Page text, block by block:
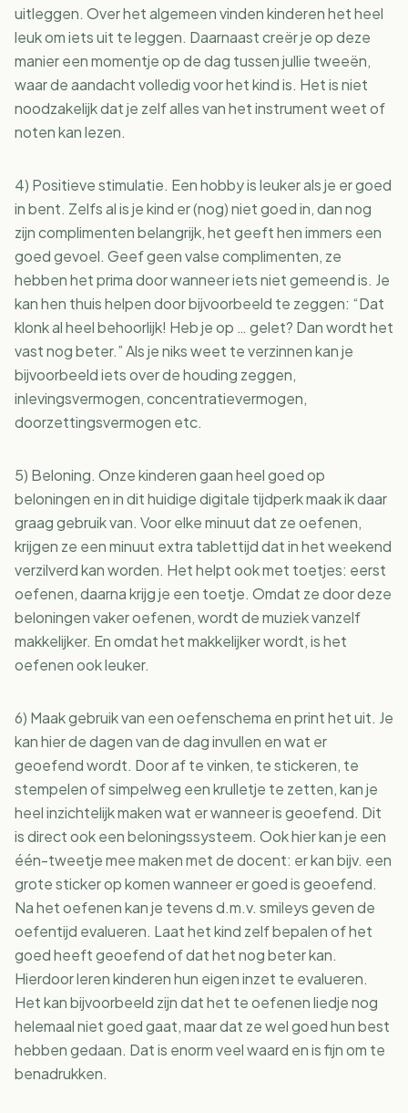
uitleggen. Over het algemeen vinden kinderen het heel
leuk om iets uit te leggen. Daarnaast creër je op deze
manier een momentje op de dag tussen jullie tweeën,
waar de aandacht volledig voor het kind is. Het is niet
noodzakelijk dat je zelf alles van het instrument weet of
noten kan lezen.
4) Positieve stimulatie. Een hobby is leuker als je er goed
in bent. Zelfs al is je kind er (nog) niet goed in, dan nog
zijn complimenten belangrijk, het geeft hen immers een
goed gevoel. Geef geen valse complimenten, ze
hebben het prima door wanneer iets niet gemeend is. Je
kan hen thuis helpen door bijvoorbeeld te zeggen: “Dat
klonk al heel behoorlijk! Heb je op … gelet? Dan wordt het
vast nog beter.” Als je niks weet te verzinnen kan je
bijvoorbeeld iets over de houding zeggen,
inlevingsvermogen, concentratievermogen,
doorzettingsvermogen etc.
5) Beloning. Onze kinderen gaan heel goed op
beloningen en in dit huidige digitale tijdperk maak ik daar
graag gebruik van. Voor elke minuut dat ze oefenen,
krijgen ze een minuut extra tablettijd dat in het weekend
verzilverd kan worden. Het helpt ook met toetjes: eerst
oefenen, daarna krijg je een toetje. Omdat ze door deze
beloningen vaker oefenen, wordt de muziek vanzelf
makkelijker. En omdat het makkelijker wordt, is het
oefenen ook leuker.
6) Maak gebruik van een oefenschema en print het uit. Je
kan hier de dagen van de dag invullen en wat er
geoefend wordt. Door af te vinken, te stickeren, te
stempelen of simpelweg een krulletje te zetten, kan je
heel inzichtelijk maken wat er wanneer is geoefend. Dit
is direct ook een beloningssysteem. Ook hier kan je een
één-tweetje mee maken met de docent: er kan bijv. een
grote sticker op komen wanneer er goed is geoefend.
Na het oefenen kan je tevens d.m.v. smileys geven de
oefentijd evalueren. Laat het kind zelf bepalen of het
goed heeft geoefend of dat het nog beter kan.
Hierdoor leren kinderen hun eigen inzet te evalueren.
Het kan bijvoorbeeld zijn dat het te oefenen liedje nog
helemaal niet goed gaat, maar dat ze wel goed hun best
hebben gedaan. Dat is enorm veel waard en is fijn om te
benadrukken.